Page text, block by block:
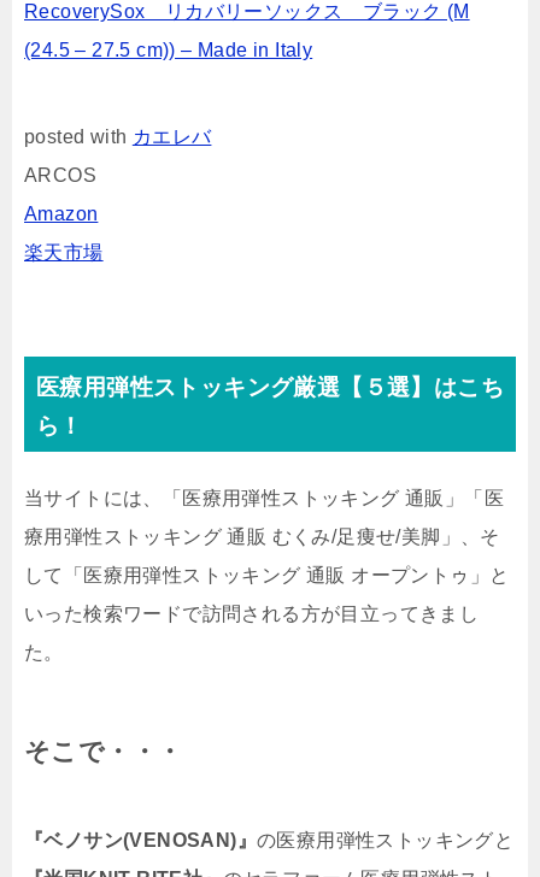
RecoverySox リカバリーソックス ブラック (M
(24.5 – 27.5 cm)) – Made in Italy
posted with カエレバ
ARCOS
Amazon
楽天市場
医療用弾性ストッキング厳選【５選】はこち
ら！
当サイトには、「医療用弾性ストッキング 通販」「医
療用弾性ストッキング 通販 むくみ/足痩せ/美脚」、そ
して「医療用弾性ストッキング 通販 オープントゥ」と
いった検索ワードで訪問される方が目立ってきまし
た。
そこで・・・
『ベノサン(VENOSAN)』 の医療用弾性ストッキングと